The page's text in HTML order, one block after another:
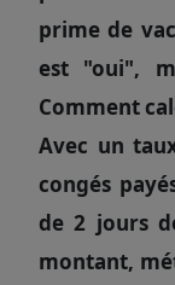
prime de
est "oui",
Comment
Avec un
congés
de 2 jours
montant,